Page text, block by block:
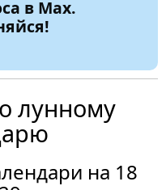
в Max.
лунному
на 18